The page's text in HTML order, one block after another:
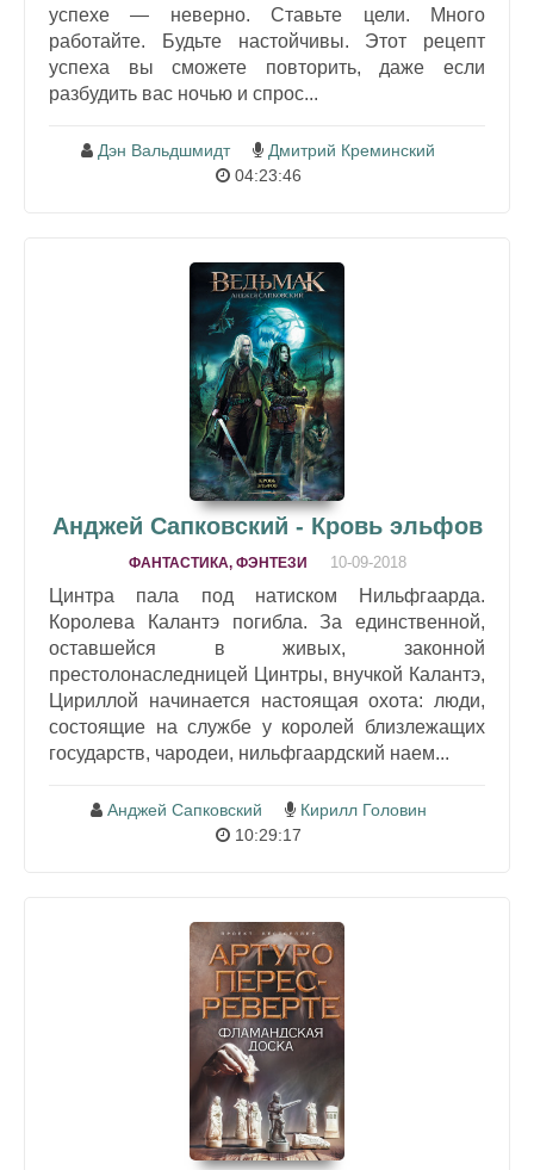
успехе — неверно. Ставьте цели. Много
работайте. Будьте настойчивы. Этот рецепт
успеха вы сможете повторить, даже если
разбудить вас ночью и спрос...
Дэн Вальдшмидт
Дмитрий Креминский
04:23:46
Анджей Сапковский - Кровь эльфов
ФАНТАСТИКА, ФЭНТЕЗИ 10-09-2018
Цинтра пала под натиском Нильфгаарда.
Королева Калантэ погибла. За единственной,
оставшейся в живых, законной
престолонаследницей Цинтры, внучкой Калантэ,
Цириллой начинается настоящая охота: люди,
состоящие на службе у королей близлежащих
государств, чародеи, нильфгаардский наем...
Анджей Сапковский
Кирилл Головин
10:29:17